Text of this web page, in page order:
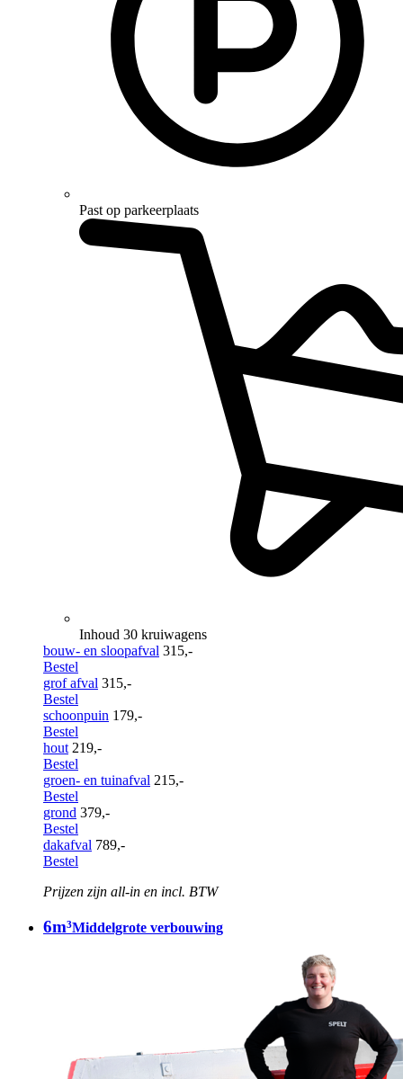
Past op parkeerplaats
Inhoud 30 kruiwagens
bouw- en sloopafval 315,-
Bestel
grof afval 315,-
Bestel
schoonpuin 179,-
Bestel
hout 219,-
Bestel
groen- en tuinafval 215,-
Bestel
grond 379,-
Bestel
dakafval 789,-
Bestel
Prijzen zijn all-in en incl. BTW
6m³Middelgrote verbouwing